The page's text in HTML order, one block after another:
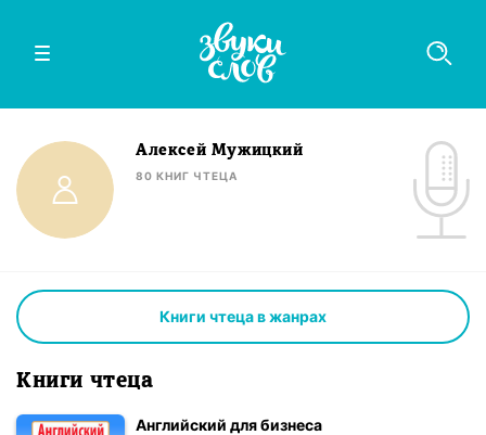
Алексей Мужицкий
80 КНИГ ЧТЕЦА
Книги чтеца в жанрах
Книги чтеца
Английский для бизнеса